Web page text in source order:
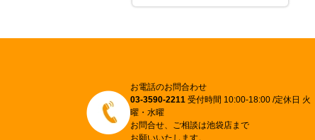
お電話のお問合わせ
03-3590-2211 受付時間 10:00-18:00 /定休日 火
曜・水曜
お問合せ、ご相談は池袋店まで
お願いいたします。